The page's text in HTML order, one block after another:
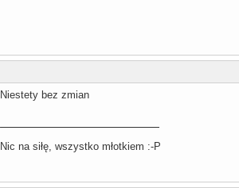
Niestety bez zmian
Nic na siłę, wszystko młotkiem :-P